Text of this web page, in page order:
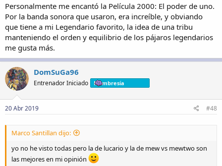
Personalmente me encantó la Película 2000: El poder de uno.
Por la banda sonora que usaron, era increíble, y obviando
que tiene a mi Legendario favorito, la idea de una tribu
manteniendo el orden y equilibrio de los pájaros legendarios
me gusta más.
DomSuGa96
Entrenador Iniciado Membresía
20 Abr 2019 #48
Marco Santillan dijo:
yo no he visto todas pero la de lucario y la de mew vs mewtwo son
las mejores en mi opinión